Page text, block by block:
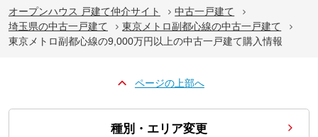
オープンハウス 戸建て仲介サイト
中古一戸建て
埼玉県の中古一戸建て
東京メトロ副都心線の中古一戸建て
東京メトロ副都心線の9,000万円以上の中古一戸建て購入情報
ページの上部へ
種別・エリア変更